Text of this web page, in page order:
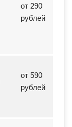
от 290
рублей
от 590
рублей